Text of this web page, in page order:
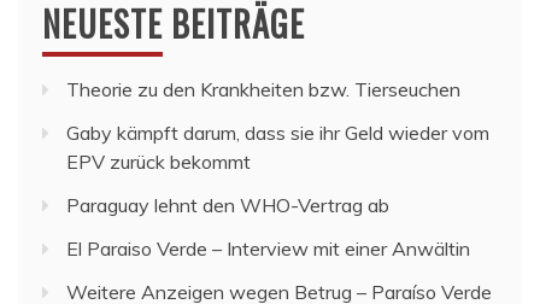
NEUESTE BEITRÄGE
Theorie zu den Krankheiten bzw. Tierseuchen
Gaby kämpft darum, dass sie ihr Geld wieder vom
EPV zurück bekommt
Paraguay lehnt den WHO-Vertrag ab
El Paraiso Verde – Interview mit einer Anwältin
Weitere Anzeigen wegen Betrug – Paraíso Verde